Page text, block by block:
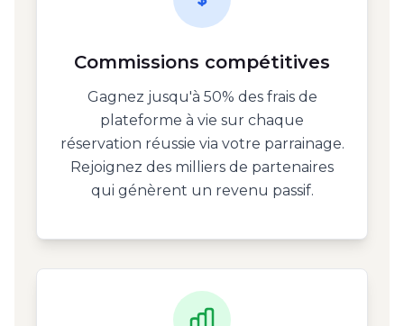
Commissions compétitives
Gagnez jusqu'à 50% des frais de
plateforme à vie sur chaque
réservation réussie via votre parrainage.
Rejoignez des milliers de partenaires
qui génèrent un revenu passif.